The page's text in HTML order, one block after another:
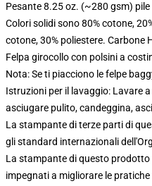
Pesante 8.25 oz. (~280 gsm)
Colori solidi sono 80% cotone,
cotone, 30% poliestere. Carbone
Felpa girocollo con polsini a
Nota: Se ti piacciono le felpe
Istruzioni per il lavaggio: Lavare
asciugare pulito, candeggina,
La stampante di terze parti di
gli standard internazionali
La stampante di questo
impegnati a migliorare le